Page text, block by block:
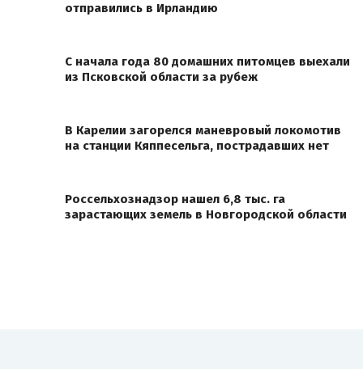
отправились в Ирландию
С начала года 80 домашних питомцев выехали
из Псковской области за рубеж
В Карелии загорелся маневровый локомотив
на станции Кяппесельга, пострадавших нет
Россельхознадзор нашел 6,8 тыс. га
зарастающих земель в Новгородской области